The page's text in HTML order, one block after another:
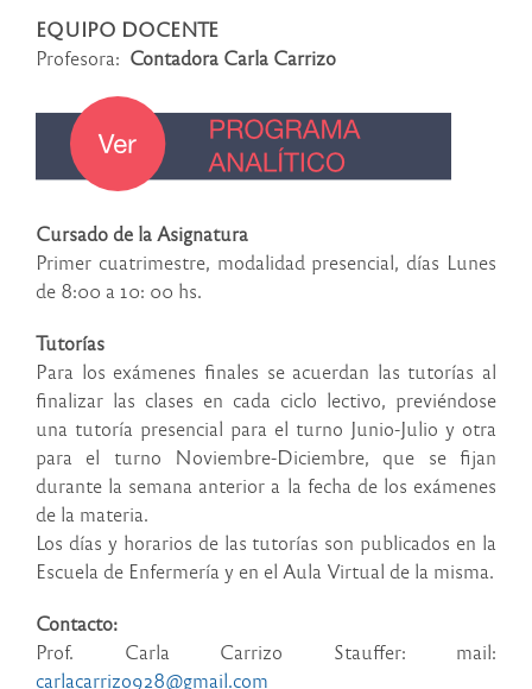
EQUIPO DOCENTE
Profesora: Contadora Carla Carrizo
Cursado de la Asignatura
Primer cuatrimestre, modalidad presencial, días Lunes
de 8:00 a 10: 00 hs.
Tutorías
Para los exámenes finales se acuerdan las tutorías al
finalizar las clases en cada ciclo lectivo, previéndose
una tutoría presencial para el turno Junio-Julio y otra
para el turno Noviembre-Diciembre, que se fijan
durante la semana anterior a la fecha de los exámenes
de la materia.
Los días y horarios de las tutorías son publicados en la
Escuela de Enfermería y en el Aula Virtual de la misma.
Contacto:
Prof. Carla Carrizo Stauffer: mail:
carlacarrizo928@gmail.com